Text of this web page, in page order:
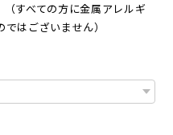
すべての方に金属アレルギ
はございません）